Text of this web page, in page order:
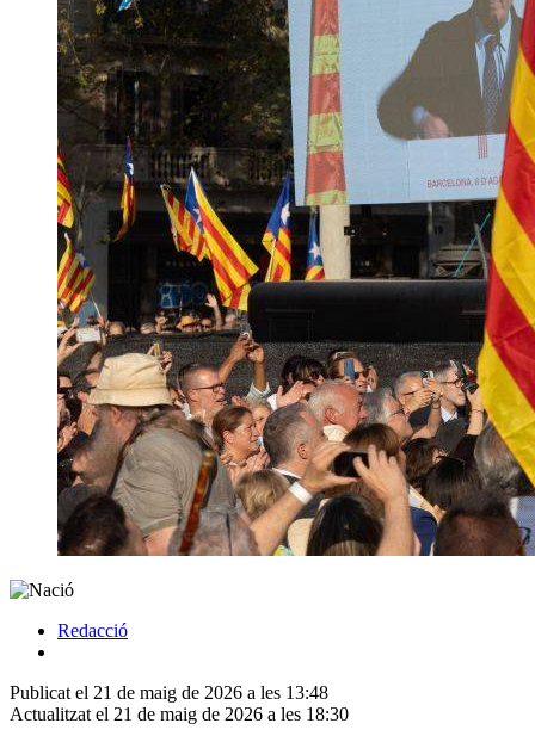
Redacció
Publicat el 21 de maig de 2026 a les 13:48
Actualitzat el 21 de maig de 2026 a les 18:30